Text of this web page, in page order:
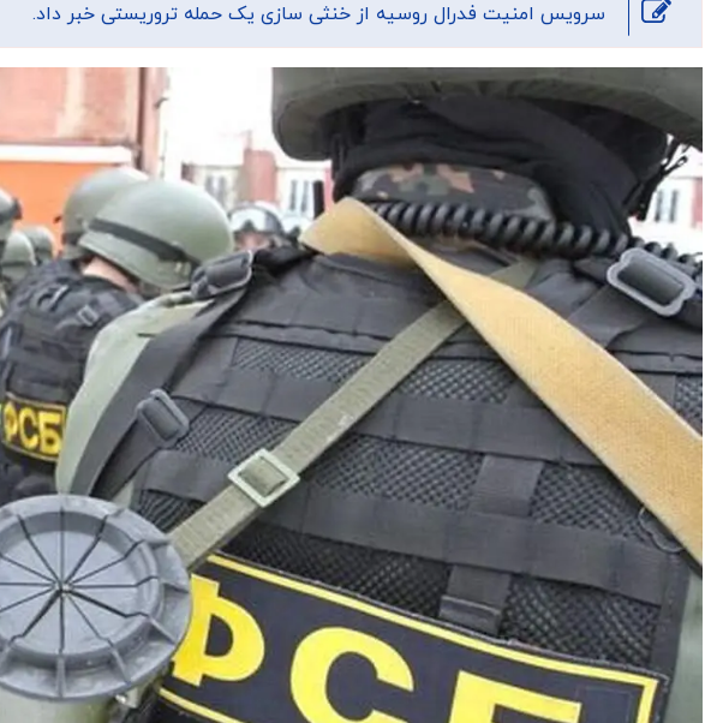
سرویس امنیت فدرال روسیه از خنثی سازی یک حمله تروریستی خبر داد.